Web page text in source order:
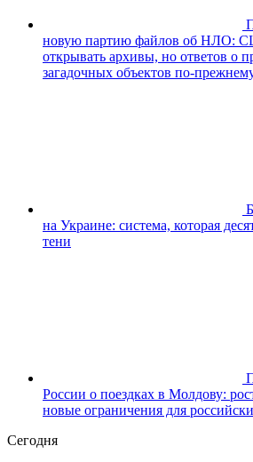
новую партию файлов об НЛО:
открывать архивы, но ответов о
загадочных объектов по-
на Украине: система, которая
тени
России о поездках в Молдову:
новые ограничения для
Сегодня